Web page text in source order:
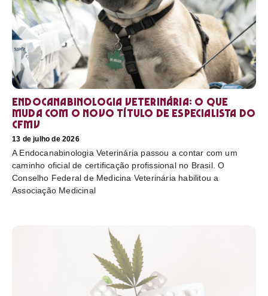
Endocanabinologia Veterinária: o que
muda com o novo título de especialista do
CFMV
13 de julho de 2026
A Endocanabinologia Veterinária passou a contar com um
caminho oficial de certificação profissional no Brasil. O
Conselho Federal de Medicina Veterinária habilitou a
Associação Medicinal